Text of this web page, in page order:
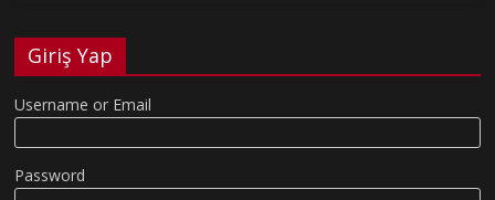
Giriş Yap
Username or Email
Password